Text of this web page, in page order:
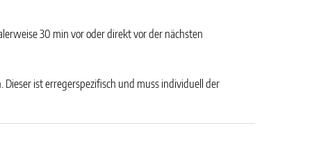
30 min vor oder direkt vor der nächsten
ist erregerspezifisch und muss individuell der